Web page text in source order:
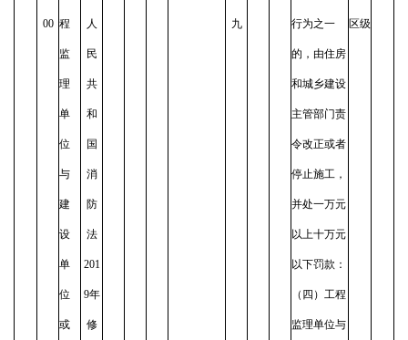
00 程
监
理
单
位
与
建
设
单
位
或
人
民
共
和
国
消
防
法
201
9年
修
九 行为之一
的，由住房
和城乡建设
主管部门责
令改正或者
停止施工，
并处一万元
以上十万元
以下罚款：
（四）工程
监理单位与
区级